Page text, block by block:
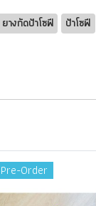
ยางกัดป้าโซฟี ป้าโซฟี
Pre-Order